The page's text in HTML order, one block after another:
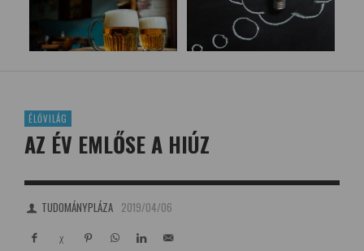
ÉLŐVILÁG
AZ ÉV EMLŐSE A HIÚZ
TUDOMÁNYPLÁZA 2019/04/06